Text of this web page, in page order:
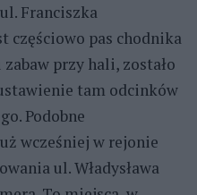
Franciszka
częściowo pas chodnika
przy hali, zostało
tam odcinków
Podobne
wcześniej w rejonie
ul. Władysława